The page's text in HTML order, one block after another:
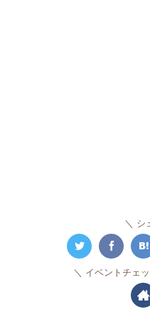
シ
イベントチェ